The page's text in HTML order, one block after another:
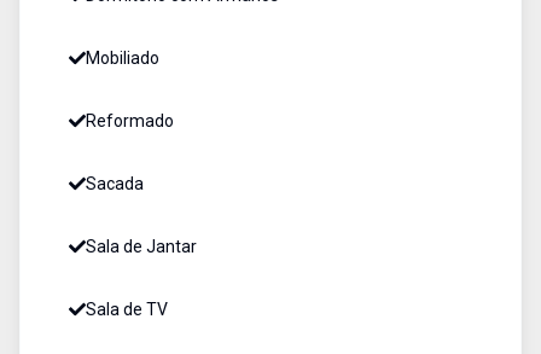
Mobiliado
Reformado
Sacada
Sala de Jantar
Sala de TV